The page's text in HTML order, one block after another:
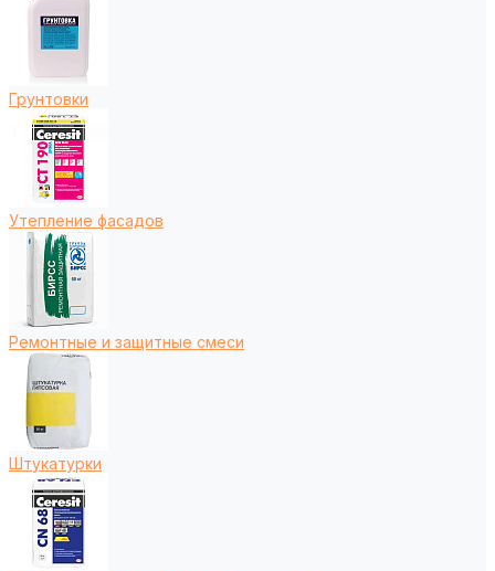
Грунтовки
Утепление фасадов
Ремонтные и защитные смеси
Штукатурки